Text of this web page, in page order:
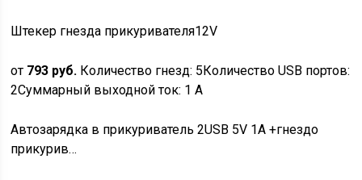
Штекер гнезда прикуривателя12V
от 793 руб. Количество гнезд: 5Количество USB портов:
2Суммарный выходной ток: 1 А
Автозарядка в прикуриватель 2USB 5V 1A +гнездо
прикурив…